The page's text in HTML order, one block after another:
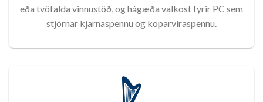
eða tvöfalda vinnustöð, og hágæða valkost fyrir PC sem
stjórnar kjarnaspennu og koparvíraspennu.